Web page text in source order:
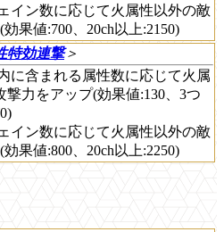
イン数に応じて火属性以外の敵
果値:700、20ch以上:2150)
特効連撃＞
に含まれる属性数に応じて火属
撃力をアップ(効果値:130、3つ
イン数に応じて火属性以外の敵
果値:800、20ch以上:2250)